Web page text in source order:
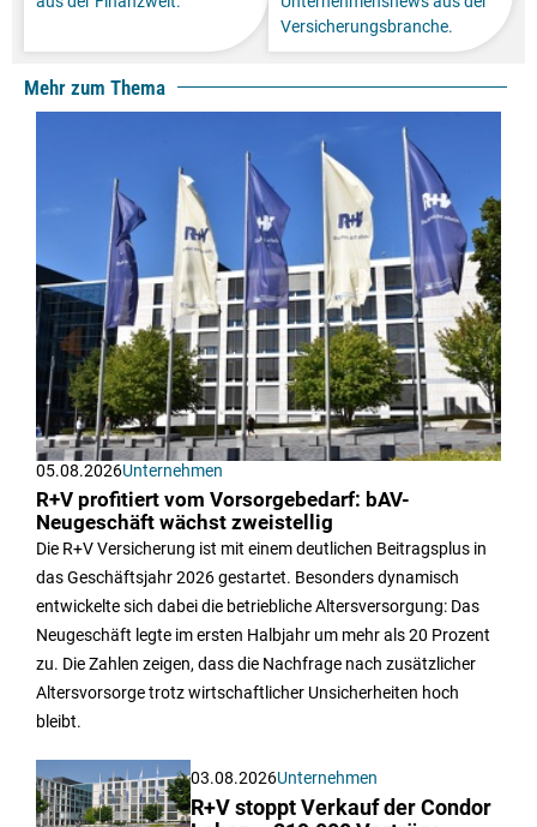
Versicherungsbranche.
Mehr zum Thema
05.08.2026Unternehmen
R+V profitiert vom Vorsorgebedarf: bAV-
Neugeschäft wächst zweistellig
Die R+V Versicherung ist mit einem deutlichen Beitragsplus in
das Geschäftsjahr 2026 gestartet. Besonders dynamisch
entwickelte sich dabei die betriebliche Altersversorgung: Das
Neugeschäft legte im ersten Halbjahr um mehr als 20 Prozent
zu. Die Zahlen zeigen, dass die Nachfrage nach zusätzlicher
Altersvorsorge trotz wirtschaftlicher Unsicherheiten hoch
bleibt.
03.08.2026Unternehmen
R+V stoppt Verkauf der Condor